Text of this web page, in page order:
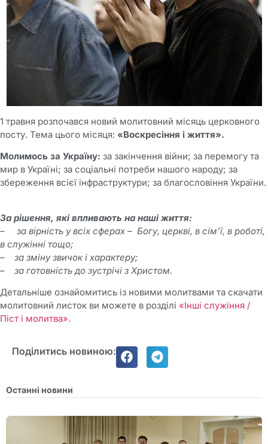
1 травня розпочався новий молитовний місяць церковного
посту. Тема цього місяця: «Воскресіння і життя».
Молимось за Україну: за закінчення війни; за перемогу та
мир в Україні; за соціальні потреби нашого народу; за
збереження всієї інфраструктури; за благословіння України.
За рішення, які впливають на наші життя:
– за вірність у всіх сферах – Богу, церкві, в сім’ї, в роботі,
в служінні тощо;
– за зміну звичок і характеру;
– за готовність до зустрічі з Христом.
Детальніше ознайомитись із новими молитвами та скачати
молитовний листок ви можете в розділі «Інші служіння /
Піст і молитва».
Поділитись новиною:
Останні новини